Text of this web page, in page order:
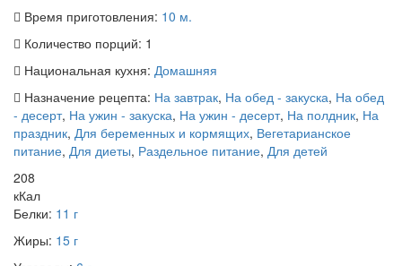
Время приготовления: 10 м.
Количество порций: 1
Национальная кухня: Домашняя
Назначение рецепта: На завтрак, На обед - закуска, На обед
- десерт, На ужин - закуска, На ужин - десерт, На полдник, На
праздник, Для беременных и кормящих, Вегетарианское
питание, Для диеты, Раздельное питание, Для детей
208
кКал
Белки: 11 г
Жиры: 15 г